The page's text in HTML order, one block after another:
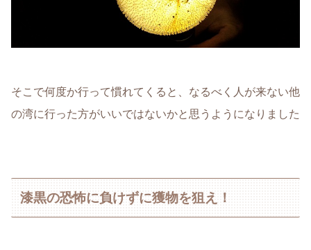
そこで何度か行って慣れてくると、なるべく人が来ない他
の湾に行った方がいいではないかと思うようになりました
漆黒の恐怖に負けずに獲物を狙え！